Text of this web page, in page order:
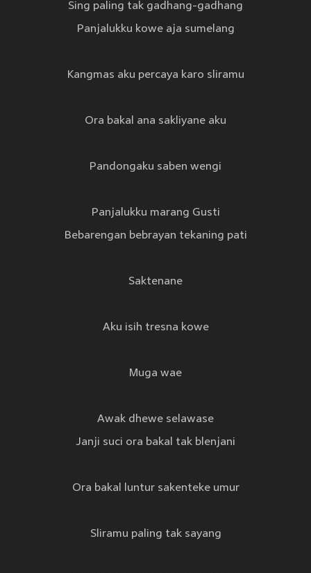
Sing paling tak gadhang-gadhang
Panjalukku kowe aja sumelang
Kangmas aku percaya karo sliramu
Ora bakal ana sakliyane aku
Pandongaku saben wengi
Panjalukku marang Gusti
Bebarengan bebrayan tekaning pati
Saktenane
Aku isih tresna kowe
Muga wae
Awak dhewe selawase
Janji suci ora bakal tak blenjani
Ora bakal luntur sakenteke umur
Sliramu paling tak sayang